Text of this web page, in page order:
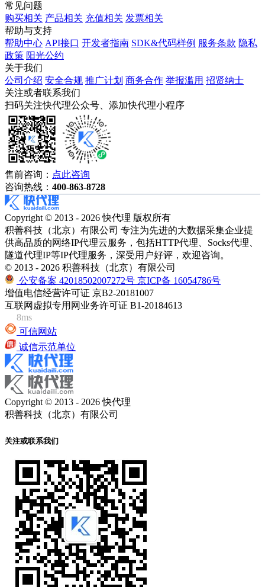
常见问题
购买相关 产品相关 充值相关 发票相关
帮助与支持
帮助中心 API接口 开发者指南 SDK&代码样例 服务条款 隐私
政策 阳光公约
关于我们
公司介绍 安全合规 推广计划 商务合作 举报滥用 招贤纳士
关注或者联系我们
扫码关注快代理公众号、添加快代理小程序
售前咨询： 点此咨询
咨询热线： 400-863-8728
Copyright © 2013 - 2026 快代理 版权所有
积善科技（北京）有限公司 专注为先进的大数据采集企业提
供高品质的网络IP代理云服务，包括HTTP代理、Socks代理、
隧道代理IP等IP代理服务，深受用户好评，欢迎咨询。
© 2013 - 2026 积善科技（北京）有限公司
公安备案 42018502007272号 京ICP备 16054786号
增值电信经营许可证 京B2-20181007
互联网虚拟专用网业务许可证 B1-20184613
8ms
可信网站
诚信示范单位
Copyright © 2013 - 2026 快代理
积善科技（北京）有限公司
关注或联系我们